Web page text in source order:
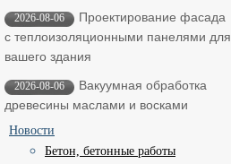
2026-08-06
Проектирование фасада
с теплоизоляционными панелями для
вашего здания
2026-08-06
Вакуумная обработка
древесины маслами и восками
Новости
Бетон, бетонные работы